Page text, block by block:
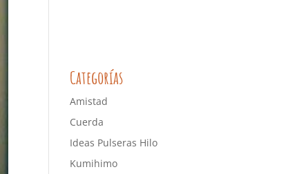
Categorías
Amistad
Cuerda
Ideas Pulseras Hilo
Kumihimo